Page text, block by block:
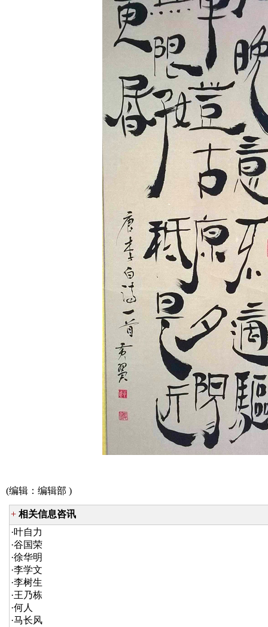
(编辑： 编辑部 )
+ 相关信息咨讯
·叶自力
·谷国荣
·徐华明
·李学文
·李树生
·王乃栋
·何人
·马长风